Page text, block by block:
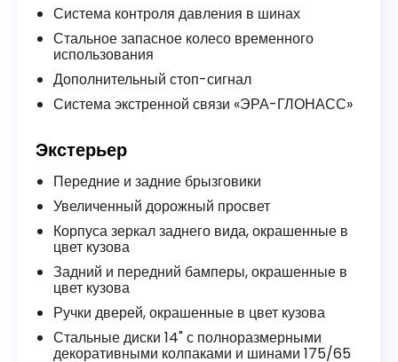
Система контроля давления в шинах
Стальное запасное колесо временного
использования
Дополнительный стоп-сигнал
Система экстренной связи «ЭРА-ГЛОНАСС»
Экстерьер
Передние и задние брызговики
Увеличенный дорожный просвет
Корпуса зеркал заднего вида, окрашенные в
цвет кузова
Задний и передний бамперы, окрашенные в
цвет кузова
Ручки дверей, окрашенные в цвет кузова
Стальные диски 14" с полноразмерными
декоративными колпаками и шинами 175/65